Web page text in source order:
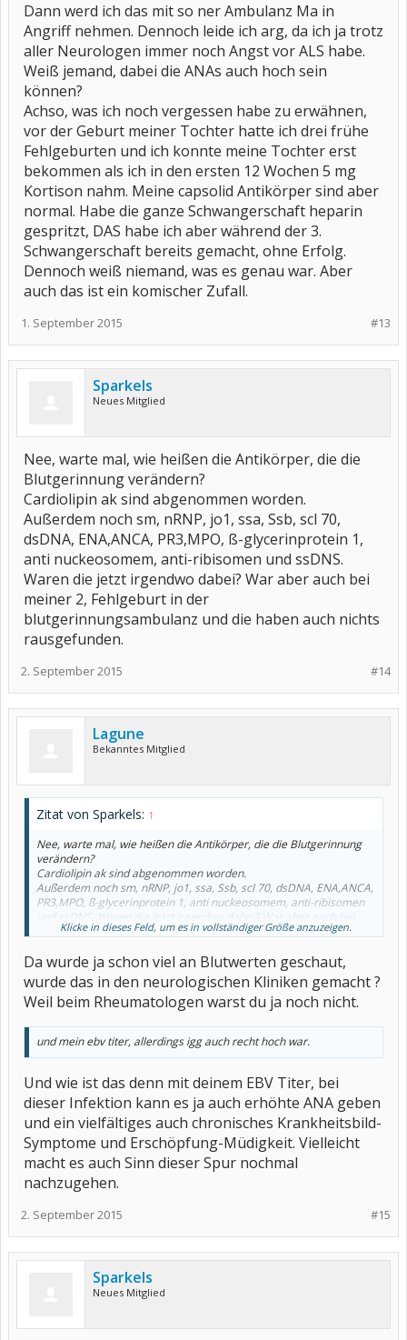
Dann werd ich das mit so ner Ambulanz Ma in
Angriff nehmen. Dennoch leide ich arg, da ich ja trotz
aller Neurologen immer noch Angst vor ALS habe.
Weiß jemand, dabei die ANAs auch hoch sein
können?
Achso, was ich noch vergessen habe zu erwähnen,
vor der Geburt meiner Tochter hatte ich drei frühe
Fehlgeburten und ich konnte meine Tochter erst
bekommen als ich in den ersten 12 Wochen 5 mg
Kortison nahm. Meine capsolid Antikörper sind aber
normal. Habe die ganze Schwangerschaft heparin
gespritzt, DAS habe ich aber während der 3.
Schwangerschaft bereits gemacht, ohne Erfolg.
Dennoch weiß niemand, was es genau war. Aber
auch das ist ein komischer Zufall.
#13
1. September 2015
Sparkels
Neues Mitglied
Nee, warte mal, wie heißen die Antikörper, die die
Blutgerinnung verändern?
Cardiolipin ak sind abgenommen worden.
Außerdem noch sm, nRNP, jo1, ssa, Ssb, scl 70,
dsDNA, ENA,ANCA, PR3,MPO, ß-glycerinprotein 1,
anti nuckeosomem, anti-ribisomen und ssDNS.
Waren die jetzt irgendwo dabei? War aber auch bei
meiner 2, Fehlgeburt in der
blutgerinnungsambulanz und die haben auch nichts
rausgefunden.
#14
2. September 2015
Lagune
Bekanntes Mitglied
Zitat von Sparkels: ↑
Nee, warte mal, wie heißen die Antikörper, die die Blutgerinnung
verändern?
Cardiolipin ak sind abgenommen worden.
Außerdem noch sm, nRNP, jo1, ssa, Ssb, scl 70, dsDNA, ENA,ANCA,
PR3,MPO, ß-glycerinprotein 1, anti nuckeosomem, anti-ribisomen
und ssDNS. Waren die jetzt irgendwo dabei? War aber auch bei
meiner 2, Fehlgeburt in der blutgerinnungsambulanz und die
Klicke in dieses Feld, um es in vollständiger Größe anzuzeigen.
Da wurde ja schon viel an Blutwerten geschaut,
wurde das in den neurologischen Kliniken gemacht ?
Weil beim Rheumatologen warst du ja noch nicht.
und mein ebv titer, allerdings igg auch recht hoch war.
Und wie ist das denn mit deinem EBV Titer, bei
dieser Infektion kann es ja auch erhöhte ANA geben
und ein vielfältiges auch chronisches Krankheitsbild-
Symptome und Erschöpfung-Müdigkeit. Vielleicht
macht es auch Sinn dieser Spur nochmal
nachzugehen.
#15
2. September 2015
Sparkels
Neues Mitglied